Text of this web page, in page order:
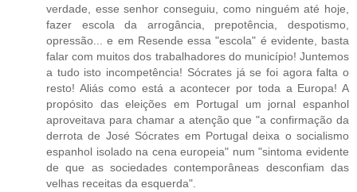
verdade, esse senhor conseguiu, como ninguém até hoje,
fazer escola da arrogância, prepotência, despotismo,
opressão... e em Resende essa "escola" é evidente, basta
falar com muitos dos trabalhadores do município! Juntemos
a tudo isto incompetência! Sócrates já se foi agora falta o
resto! Aliás como está a acontecer por toda a Europa! A
propósito das eleições em Portugal um jornal espanhol
aproveitava para chamar a atenção que "a confirmação da
derrota de José Sócrates em Portugal deixa o socialismo
espanhol isolado na cena europeia" num "sintoma evidente
de que as sociedades contemporâneas desconfiam das
velhas receitas da esquerda".